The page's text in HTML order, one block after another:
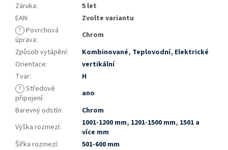
Záruka:
5 let
EAN:
Zvolte variantu
? Povrchová
úprava:
Chrom
Způsob vytápění: Kombinované, Teplovodní, Elektrické
Orientace:
vertikální
Tvar:
H
? Středové
připojení:
ano
Barevný odstín:
Chrom
Výška rozmezí: 1001-1200 mm, 1201-1500 mm, 1501 a
více mm
Šířka rozmezí:
501-600 mm